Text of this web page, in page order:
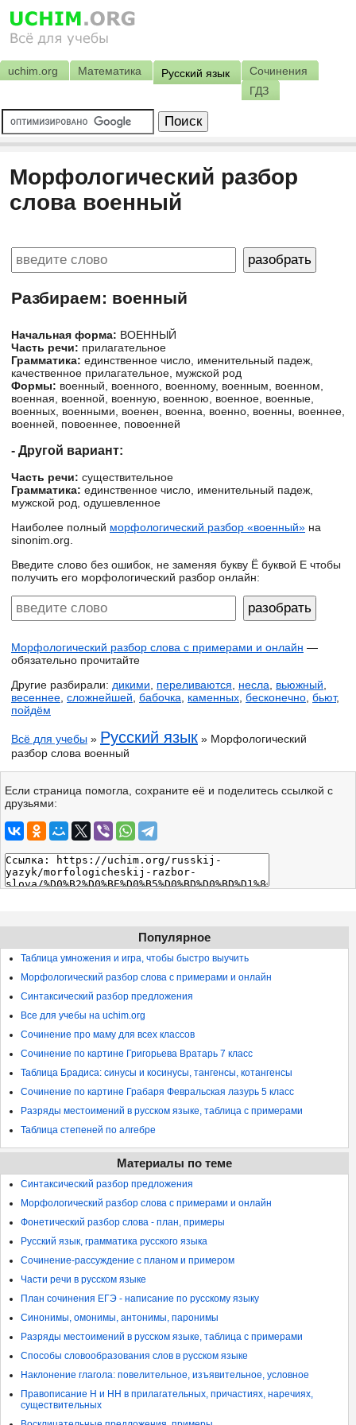
uchim.org Математика Русский язык
Сочинения
ГДЗ
Морфологический разбор
слова военный
Разбираем: военный
Начальная форма: ВОЕННЫЙ
Часть речи: прилагательное
Грамматика: единственное число, именительный падеж,
качественное прилагательное, мужской род
Формы: военный, военного, военному, военным, военном,
военная, военной, военную, военною, военное, военные,
военных, военными, военен, военна, военно, военны, военнее,
военней, повоеннее, повоенней
- Другой вариант:
Часть речи: существительное
Грамматика: единственное число, именительный падеж,
мужской род, одушевленное
Наиболее полный морфологический разбор «военный» на
sinonim.org.
Введите слово без ошибок, не заменяя букву Ё буквой Е чтобы
получить его морфологический разбор онлайн:
Морфологический разбор слова с примерами и онлайн —
обязательно прочитайте
Другие разбирали: дикими переливаются несла вьюжный
весеннее сложнейшей бабочка каменных бесконечно бьют,
пойдём
Всё для учебы » Русский язык » Морфологический
разбор слова военный
Если страница помогла, сохраните её и поделитесь ссылкой с
друзьями:
Популярное
Таблица умножения и игра, чтобы быстро выучить
Морфологический разбор слова с примерами и онлайн
Синтаксический разбор предложения
Все для учебы на uchim.org
Сочинение про маму для всех классов
Сочинение по картине Григорьева Вратарь 7 класс
Таблица Брадиса: синусы и косинусы, тангенсы, котангенсы
Сочинение по картине Грабаря Февральская лазурь 5 класс
Разряды местоимений в русском языке, таблица с примерами
Таблица степеней по алгебре
Материалы по теме
Синтаксический разбор предложения
Морфологический разбор слова с примерами и онлайн
Фонетический разбор слова - план, примеры
Русский язык, грамматика русского языка
Сочинение-рассуждение с планом и примером
Части речи в русском языке
План сочинения ЕГЭ - написание по русскому языку
Синонимы, омонимы, антонимы, паронимы
Разряды местоимений в русском языке, таблица с примерами
Способы словообразования слов в русском языке
Наклонение глагола: повелительное, изъявительное, условное
Правописание Н и НН в прилагательных, причастиях, наречиях,
существительных